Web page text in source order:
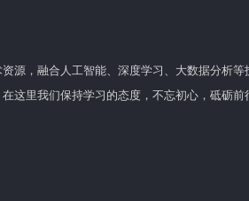
资源，融合人工智能、深度学习、大数据分析
在这里我们保持学习的态度，不忘初心，砥砺前